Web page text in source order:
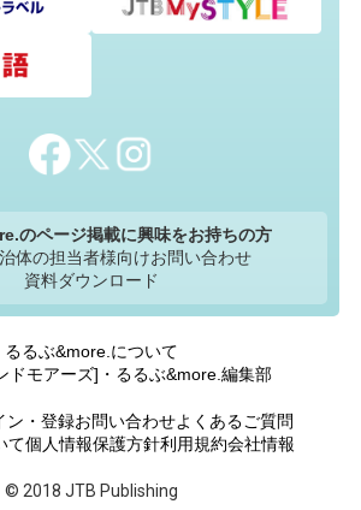
のページ掲載に興味をお持ちの方
体の担当者様向けお問い合わせ
資料ダウンロード
るるぶ&more.について
ドモアーズ]・るるぶ&more.編集部
ン・登録お問い合わせよくあるご質問
て個人情報保護方針利用規約会社情報
© 2018 JTB Publishing